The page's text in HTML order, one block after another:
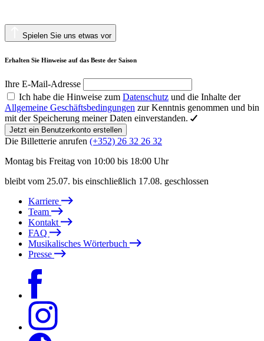
Spielen Sie uns etwas vor
Erhalten Sie Hinweise auf das Beste der Saison
Ihre E-Mail-Adresse
Ich habe die Hinweise zum Datenschutz und die Inhalte der
Allgemeine Geschäftsbedingungen zur Kenntnis genommen und bin
mit der Speicherung meiner Daten einverstanden.
Jetzt ein Benutzerkonto erstellen
Die Billetterie anrufen (+352) 26 32 26 32
Montag bis Freitag von 10:00 bis 18:00 Uhr
bleibt vom 25.07. bis einschließlich 17.08. geschlossen
Karriere
Team
Kontakt
FAQ
Musikalisches Wörterbuch
Presse